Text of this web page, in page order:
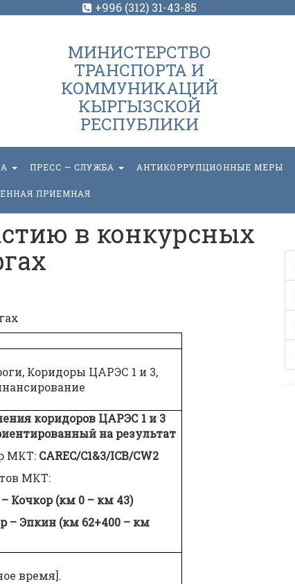
+996 (312) 31-43-85
МИНИСТЕРСТВО
ТРАНСПОРТА И
КОММУНИКАЦИЙ
КЫРГЫЗСКОЙ
РЕСПУБЛИКИ
ПРЕСС — СЛУЖБА АНТИКОРРУПЦИОННЫЕ МЕРЫ
ПРИЕМНАЯ
в конкурсных
Коридоры ЦАРЭС 1 и 3,
коридоров ЦАРЭС 1 и 3
на результат
МКТ: CAREC/C1&3/ICB/CW2
МКТ:
Кочкор (км 0 – км 43)
– Эпкин (км 62+400 – км
время].